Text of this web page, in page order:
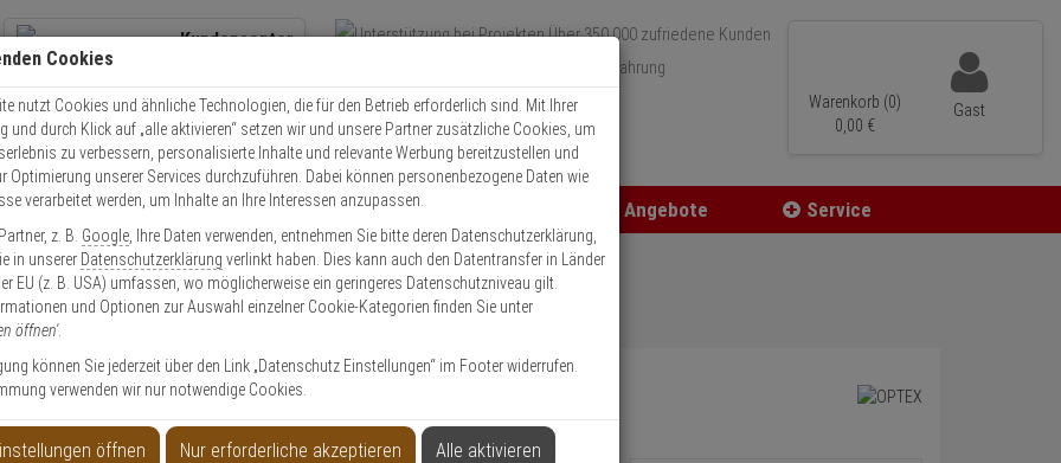
Kundencenter
Kontaktservice nutzen
Mo. - Do.: 8:00 - 16:30 Fr. 8:00 - 14:00 Uhr
Über 350.000 zufriedene Kunden
Über 15 Jahre Erfahrung
Schneller Versand
Warenkorb (0)
0, 00 €
Gast
Zutritt Einbruch Angebote Service
5030IP PIR Aussenbewegungsmelder
Cookies
nutzt Cookies und ähnliche Technologien, die für den Betrieb erforderlich sind. Mit Ihrer
und durch Klick auf „alle aktivieren“ setzen wir und unsere Partner zusätzliche Cookies, um
zu verbessern, personalisierte Inhalte und relevante Werbung bereitzustellen und
Optimierung unserer Services durchzuführen. Dabei können personenbezogene Daten wie
verarbeitet werden, um Inhalte an Ihre Interessen anzupassen.
z. B. Google , Ihre Daten verwenden, entnehmen Sie bitte deren Datenschutzerklärung,
in unserer Datenschutzerklärung verlinkt haben. Dies kann auch den Datentransfer in Länder
EU (z. B. USA) umfassen, wo möglicherweise ein geringeres Datenschutzniveau gilt.
und Optionen zur Auswahl einzelner Cookie-Kategorien finden Sie unter
öffnen'.
können Sie jederzeit über den Link „Datenschutz Einstellungen“ im Footer widerrufen.
verwenden wir nur notwendige Cookies.
öffnen Nur erforderliche akzeptieren Alle aktivieren